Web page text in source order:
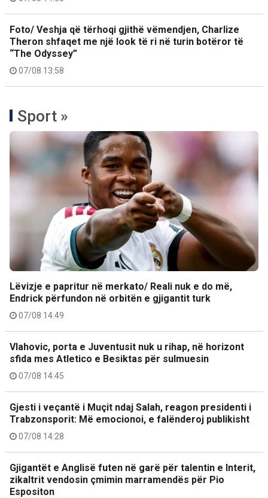
Foto/ Veshja që tërhoqi gjithë vëmendjen, Charlize
Theron shfaqet me një look të ri në turin botëror të
“The Odyssey”
07/08 13:58
Sport »
Lëvizje e papritur në merkato/ Reali nuk e do më,
Endrick përfundon në orbitën e gjigantit turk
07/08 14:49
Vlahovic, porta e Juventusit nuk u rihap, në horizont
sfida mes Atletico e Besiktas për sulmuesin
07/08 14:45
Gjesti i veçantë i Muçit ndaj Salah, reagon presidenti i
Trabzonsporit: Më emocionoi, e falënderoj publikisht
07/08 14:28
Gjigantët e Anglisë futen në garë për talentin e Interit,
zikaltrit vendosin çmimin marramendës për Pio
Espositon